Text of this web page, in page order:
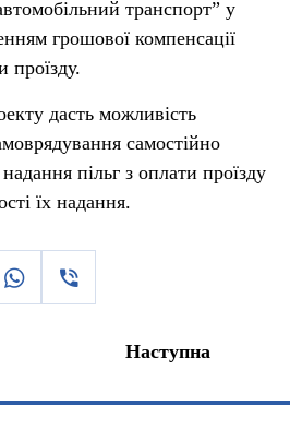
транспорт” у
грошової компенсації
проїзду.
дасть можливість
самостійно
пільг з оплати проїзду
їх надання.
Наступна